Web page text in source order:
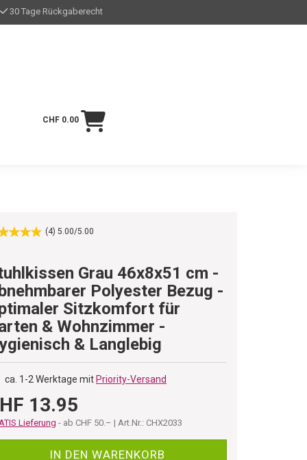
30 Tage Rückgaberecht
CHF 0.00
(4) 5.00/5.00
Grau 46x8x51 cm -
Polyester Bezug -
Sitzkomfort für
& Wohnzimmer -
& Langlebig
ca. 1-2 Werktage mit Priority-Versand
13.95
Lieferung - ab CHF 50.– | Art.Nr.: CHX2033
IN DEN WARENKORB